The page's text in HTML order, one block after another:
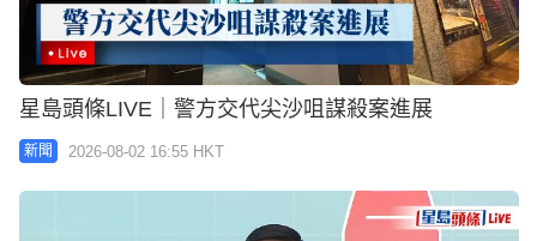
星島頭條LIVE｜警方交代尖沙咀謀殺案進展
新聞 2026-08-02 16:55 HKT